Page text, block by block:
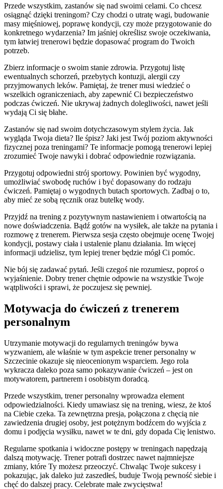
Przede wszystkim, zastanów się nad swoimi celami. Co chcesz
osiągnąć dzięki treningom? Czy chodzi o utratę wagi, budowanie
masy mięśniowej, poprawę kondycji, czy może przygotowanie do
konkretnego wydarzenia? Im jaśniej określisz swoje oczekiwania,
tym łatwiej trenerowi będzie dopasować program do Twoich
potrzeb.
Zbierz informacje o swoim stanie zdrowia. Przygotuj listę
ewentualnych schorzeń, przebytych kontuzji, alergii czy
przyjmowanych leków. Pamiętaj, że trener musi wiedzieć o
wszelkich ograniczeniach, aby zapewnić Ci bezpieczeństwo
podczas ćwiczeń. Nie ukrywaj żadnych dolegliwości, nawet jeśli
wydają Ci się błahe.
Zastanów się nad swoim dotychczasowym stylem życia. Jak
wygląda Twoja dieta? Ile śpisz? Jaki jest Twój poziom aktywności
fizycznej poza treningami? Te informacje pomogą trenerowi lepiej
zrozumieć Twoje nawyki i dobrać odpowiednie rozwiązania.
Przygotuj odpowiedni strój sportowy. Powinien być wygodny,
umożliwiać swobodę ruchów i być dopasowany do rodzaju
ćwiczeń. Pamiętaj o wygodnych butach sportowych. Zadbaj o to,
aby mieć ze sobą ręcznik oraz butelkę wody.
Przyjdź na trening z pozytywnym nastawieniem i otwartością na
nowe doświadczenia. Bądź gotów na wysiłek, ale także na pytania i
rozmowę z trenerem. Pierwsza sesja często obejmuje ocenę Twojej
kondycji, postawy ciała i ustalenie planu działania. Im więcej
informacji udzielisz, tym lepiej trener będzie mógł Ci pomóc.
Nie bój się zadawać pytań. Jeśli czegoś nie rozumiesz, poproś o
wyjaśnienie. Dobry trener chętnie odpowie na wszystkie Twoje
wątpliwości i sprawi, że poczujesz się pewniej.
Motywacja do ćwiczeń z trenerem
personalnym
Utrzymanie motywacji do regularnych treningów bywa
wyzwaniem, ale właśnie w tym aspekcie trener personalny w
Szczecinie okazuje się nieocenionym wsparciem. Jego rola
wykracza daleko poza samo pokazywanie ćwiczeń – jest on
motywatorem, partnerem i osobistym doradcą.
Przede wszystkim, trener personalny wprowadza element
odpowiedzialności. Kiedy umawiasz się na trening, wiesz, że ktoś
na Ciebie czeka. Ta zewnętrzna presja, połączona z chęcią nie
zawiedzenia drugiej osoby, jest potężnym bodźcem do wyjścia z
domu i podjęcia wysiłku, nawet w te dni, gdy dopada Cię lenistwo.
Regularne spotkania i widoczne postępy w treningach napędzają
dalszą motywację. Trener potrafi dostrzec nawet najmniejsze
zmiany, które Ty możesz przeoczyć. Chwaląc Twoje sukcesy i
pokazując, jak daleko już zaszedłeś, buduje Twoją pewność siebie i
chęć do dalszej pracy. Celebrate małe zwycięstwa!